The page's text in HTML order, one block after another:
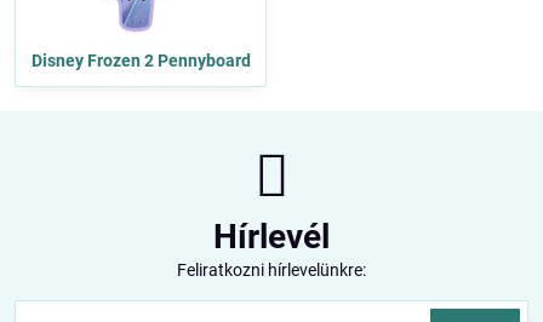
Disney Frozen 2 Pennyboard
Hírlevél
Feliratkozni hírlevelünkre: